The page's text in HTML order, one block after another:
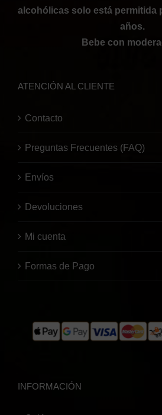
alcohólicas solo está permitida
años.
Bebe con
ATENCIÓN AL CLIENTE
Contacto
Preguntas Frecuentes (FAQ)
Envíos
Devoluciones
Mi cuenta
Formas de Pago
INFORMACIÓN